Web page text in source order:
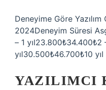
Deneyime Göre
2024Deneyim Süresi
– 1 yıl23.800₺34.400₺2
yıl30.500₺46.700₺10
YAZILIMCI